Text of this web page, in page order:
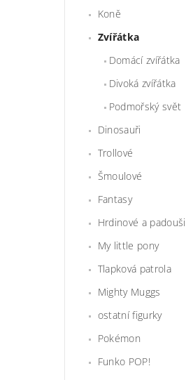
Koně
Zvířátka
Domácí zvířátka
Divoká zvířátka
Podmořský svět
Dinosauři
Trollové
Šmoulové
Fantasy
Hrdinové a padouši
My little pony
Tlapková patrola
Mighty Muggs
ostatní figurky
Pokémon
Funko POP!